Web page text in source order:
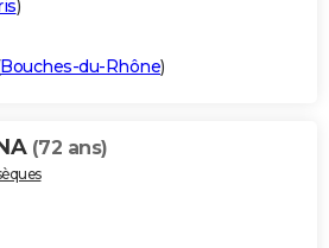
)
Bouches-du-Rhône)
(72 ans)